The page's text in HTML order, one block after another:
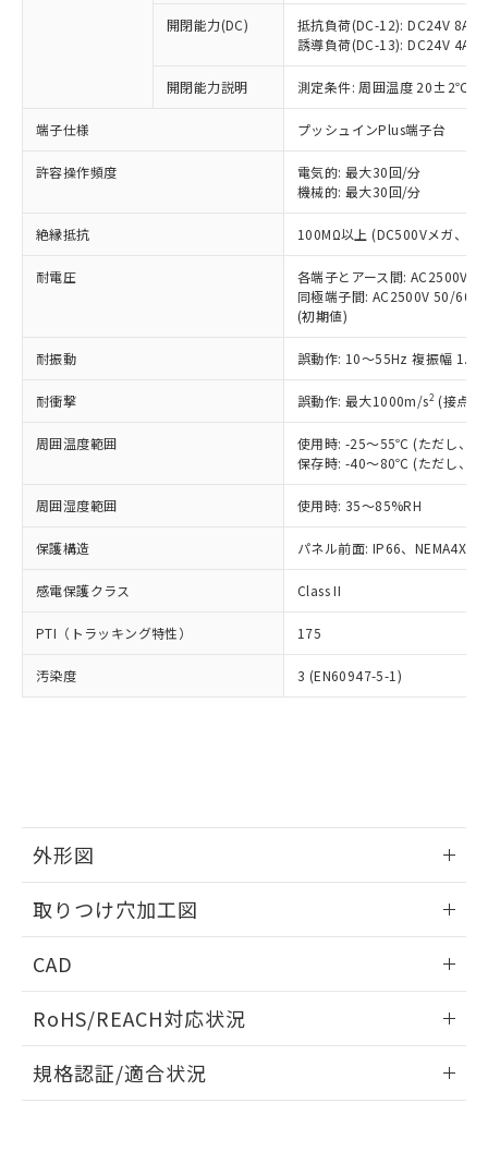
開閉能力(DC)
抵抗負荷(DC-12): DC24V 8A/
誘導負荷(DC-13): DC24V 4A/
開閉能力説明 測定条件: 周囲温度 20±2℃、
端子仕様 プッシュインPlus端子台
許容操作頻度
電気的: 最大30回/分
機械的: 最大30回/分
絶縁抵抗 100MΩ以上 (DC500Vメガ、点
耐電圧
各端子とアース間: AC2500V
同極端子間: AC2500V 50/
(初期値)
耐振動 誤動作: 10～55Hz 複振幅
耐衝撃 誤動作: 最大1000m/s2 (接点
周囲温度範囲
使用時: -25～55℃ (ただし、氷
保存時: -40～80℃ (ただし、氷
周囲湿度範囲 使用時: 35～85%RH
保護構造 パネル前面: IP66、NEMA4X,
感電保護クラス Class II
PTI（トラッキング特性） 175
汚染度 3 (EN60947-5-1)
外形図
取りつけ穴加工図
CAD
ドすることができます。
ログイン/会員登録
RoHS/REACH対応状況
EU RoHS 注意事項・凡例
規格認証/適合状況
ことをご了承ください。
在庫状況および標準価格照会結果は、
記載している更新日時点での社内デー
タに基づき作成されるものであり、閲
覧された時点での実際の在庫および標
準価格とは異なる場合があることをご
正式な納期状況および標準価格はお客
様のお取引先、またはお客様担当のオ
ムロン制御機器販売店・当社販売員に
オムロン制御機器販売店や当社販売拠
販売ネットワーク
」をご確認
在庫状況および標準価格結果を当社の
事前の承諾なく第三者に漏洩または開
示しないようお願いします。
マイパーツ機能（部品リスト作成サー
ビス）をご利用いただくには、I-Web
メンバーズにご登録されている必要が
お客様が当ウェブサイト上で当社にご
登録された部品リストについて、当社
および当社の共同利用者が、当社の製
品・サービスに関するお客様との取
引・商談に必要な範囲で利用すること
※当社の共同利用者とは、"個人情報
の「1.共同利
用者の範囲」に記載されている法人を
いたものが、含有品と判明した場合などや
むを得ず変更することがあります。
*EU RoHS指令（10物質）：
鉛(Pb) 1000ppm以下、 水銀(Hg) 1000ppm以下、 カド
六価クロム(Cr(Ⅵ)) 1000ppm以下、ポリ臭化ビフェニル
類(PBB) 1000ppm以下、ポリ臭化ジフェニルエーテル類
(PBDE) 1000ppm以下、フタル酸ビス(2-エチルヘキシ
ル) (DEHP)(別名：DOP) 1000ppm以下、フタル酸ブチ
ルベンジル（BBP） 1000ppm以下、フタル酸ジブチル
（DBP） 1000ppm以下、フタル酸ジイソブチル
(DIBP) 1000ppm以下
但し、RoHS指令で産業用監視および制御機器に対する
フタル酸エステル類の４物質については閾値を超える意
図的な使用がないことを確認しています。
部品在庫の切り替え状況などにより、予定
月が前後することがあります。
※3 非含有証明書ダウンロード
下記の非含有証明書をダウンロードするこ
とができます。
EU RoHS指令（10物質）の非含有証明書
51物質の非含有証明書（当社基準）
※本証明書は発行日時点で非含有を証明す
るもので、過去に遡って非含有を証明する
していることから、特段のことがない限
り、2022年1月12日より割愛しておりま
す。
基準値を超えていることを示します。
「－」：未確認です。当社販売部門へお問
ム) : 100ppm、
Cr(Ⅵ)(六価クロム) : 1000ppm、 PBBs(ポリ臭化ビフェ
ニル類) : 1000ppm、 PBDEs(ポリ臭化ジフェニルエーテ
ル類) : 1000ppm、
DBP(フタル酸ジブチル) : 1000ppm、 DIBP(フタル酸ジ
イソブチル) : 1000ppm、 BBP(フタル酸ブチルベンジ
ル) : 1000ppm、
DEHP(フタル酸ビス(2-エチルヘキシル)) : 1000ppm
「ｅ」：有害物質（10物質）のすべてが基
準値以下であることを示します。
「10」：通常の使用状況下において有害物
質が外部に漏えいし、環境に深刻な影響を
及ぼさない年数を意味します。
「－」：未確認です。当社販売部門へお問
い合わせください。
当社は、これら貴社製品のうち、外国
為替および外国貿易法に定める商品
（以下｢規制貨物等」という）を輸出
または国外への提供する場合は、日本
国政府の輸出許可(または役務取引許
可)を取得するなどの必要な手続きを
当社は規制貨物を破棄する場合は、完
全に破砕するなど、違法に輸出されな
いよう必要な手段を講じます。
当社は貴社製品を、核兵器、ミサイ
ル、化学兵器、生物兵器またはその他
武器並びにこれらの製造装置等に一切
当社は、貴社製品を第三者に販売する
場合は、上記1、2および3の内容を当
該第三者に通知します。また当社は、
販売先および販売に係わる関係者が違
法に輸出するおそれがある場合は、取
り引きをいたしません。
キャンセル
説明
○ 一定数以上の在庫あり
一定数には満たないが在庫あり
在庫なし(最新の在庫状況につ
いては、お客様のお取引先、ま
たはお客様担当のオムロン制御
機器販売店・当社販売員にご確
白
受注生産機種、また在庫状況の
情報を公開していない機種